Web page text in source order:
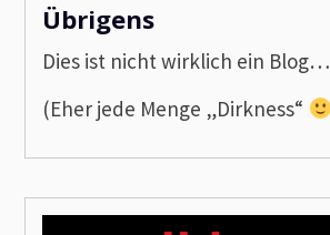
Übrigens
Dies ist nicht wirklich ein Blog…
(Eher jede Menge „Dirkness“